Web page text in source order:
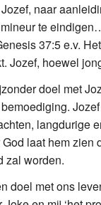
naar
te
37:5 e.v.
Jozef, hoewel
doel met
langdurige
laat hem zien
zal worden.
doel met ons